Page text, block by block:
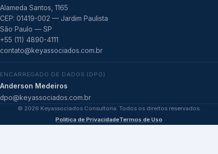
Alameda Santos, 1165
CEP: 01419-002 — Jardim Paulista
São Paulo — SP
+55 (11) 4890-4111
contato@keyassociados.com.br
ENCARREGADO DE DADOS (DPO)
Anderson Medeiros
dpo@keyassociados.com.br
© 2026 Keyassociados Consultoria. Todos os direitos reservados.
Política de PrivacidadeTermos de Uso